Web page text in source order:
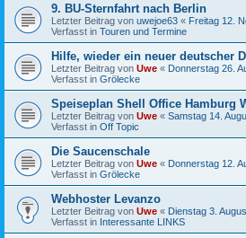
9. BU-Sternfahrt nach Berlin
Letzter Beitrag von uwejoe63 « Freitag 12.
Verfasst in Touren und Termine
Hilfe, wieder ein neuer deutscher
Letzter Beitrag von Uwe « Donnerstag 26.
Verfasst in Grölecke
Speiseplan Shell Office Hamburg
Letzter Beitrag von Uwe « Samstag 14.
Verfasst in Off Topic
Die Saucenschale
Letzter Beitrag von Uwe « Donnerstag 12.
Verfasst in Grölecke
Webhoster Levanzo
Letzter Beitrag von Uwe « Dienstag 3.
Verfasst in Interessante LINKS